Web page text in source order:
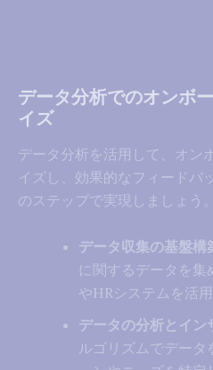
データ分析でのオンボ
イズ
データ分析を活用して、オン
イズし、効果的なフィードバ
のステップで実現しましょう。
データ収集の基盤構
に関するデータを
やHRシステムを活用
データの分析とイン
ルゴリズムでデータ